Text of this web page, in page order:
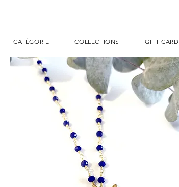
CATÉGORIE COLLECTIONS GIFT CARD